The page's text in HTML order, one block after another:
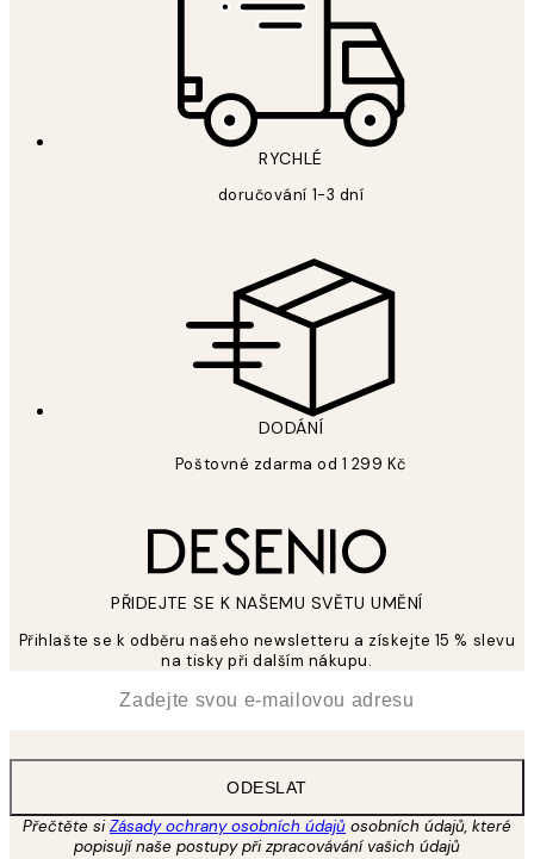
RYCHLÉ
doručování 1-3 dní
DODÁNÍ
Poštovné zdarma od 1 299 Kč
PŘIDEJTE SE K NAŠEMU SVĚTU UMĚNÍ
Přihlašte se k odběru našeho newsletteru a získejte 15 % slevu
na tisky při dalším nákupu.
ODESLAT
Přečtěte siZásady ochrany osobních údajů osobních údajů, které
popisují naše postupy při zpracovávání vašich údajů